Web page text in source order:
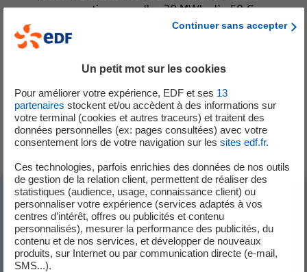
consommation annuelle <30 MWh, dès 50 €, nous
vous remboursons le trop-perçu automatiquement
sous 15 jours à compter de la date d'émission de
si vous avez résilié votre contrat EDF Collectivités :
votre trop-perçu sera remboursé dans un délai
maximal de deux semaines après la date d'émission
de la facture de résiliation
Dans la même sous-catégorie "Problèmes de
facturation et de paiement"
Continuer sans accepter
Un petit mot sur les cookies
Pour améliorer votre expérience, EDF et ses 13
partenaires stockent et/ou accèdent à des informations sur
votre terminal (cookies et autres traceurs) et traitent des
données personnelles (ex: pages consultées) avec votre
consentement lors de votre navigation sur les sites edf.fr.
Ces technologies, parfois enrichies des données de nos outils
de gestion de la relation client, permettent de réaliser des
statistiques (audience, usage, connaissance client) ou
personnaliser votre expérience (services adaptés à vos
centres d’intérêt, offres ou publicités et contenu
personnalisés), mesurer la performance des publicités, du
contenu et de nos services, et développer de nouveaux
produits, sur Internet ou par communication directe (e-mail,
SMS...).